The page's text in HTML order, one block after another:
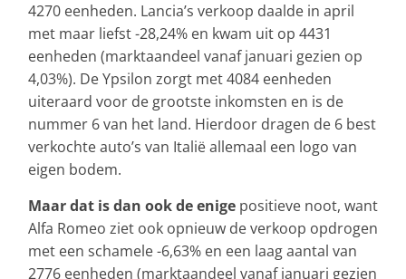
4270 eenheden. Lancia’s verkoop daalde in april
met maar liefst -28,24% en kwam uit op 4431
eenheden (marktaandeel vanaf januari gezien op
4,03%). De Ypsilon zorgt met 4084 eenheden
uiteraard voor de grootste inkomsten en is de
nummer 6 van het land. Hierdoor dragen de 6 best
verkochte auto’s van Italië allemaal een logo van
eigen bodem.
Maar dat is dan ook de enige positieve noot, want
Alfa Romeo ziet ook opnieuw de verkoop opdrogen
met een schamele -6,63% en een laag aantal van
2776 eenheden (marktaandeel vanaf januari gezien